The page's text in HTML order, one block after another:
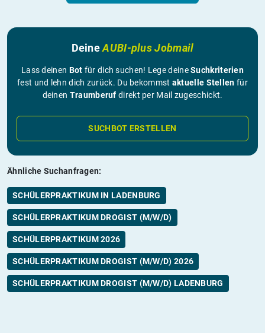
DeineAUBI-plus Jobmail
Lass deinen Bot für dich suchen! Lege deineSuchkriterien
fest und lehn dich zurück. Du bekommst aktuelle Stellen für
deinen Traumberuf direkt per Mail zugeschickt.
SUCHBOT ERSTELLEN
Ähnliche Suchanfragen:
SCHÜLERPRAKTIKUM IN LADENBURG
SCHÜLERPRAKTIKUM DROGIST (M/W/D)
SCHÜLERPRAKTIKUM 2026
SCHÜLERPRAKTIKUM DROGIST (M/W/D) 2026
SCHÜLERPRAKTIKUM DROGIST (M/W/D) LADENBURG